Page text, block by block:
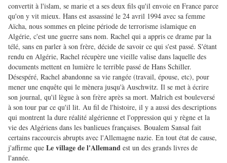
convertit à l'islam, se marie et a ses deux fils qu'il envoie en France parce
qu'on y vit mieux. Hans est assassiné le 24 avril 1994 avec sa femme
Aïcha, nous sommes en pleine période de terrorisme islamique en
Algérie, c'est une guerre sans nom. Rachel qui a appris ce drame par la
télé, sans en parler à son frère, décide de savoir ce qui s'est passé. S'étant
rendu en Algérie, Rachel récupère une vieille valise dans laquelle des
documents mettent en lumière le terrible passé de Hans Schiller.
Désespéré, Rachel abandonne sa vie rangée (travail, épouse, etc), pour
mener une enquête qui le mènera jusqu'à Auschwitz. Il se met à écrire
son journal, qu'il lègue à son frère après sa mort. Malrich est bouleversé
à son tour par ce qu'il lit. Au fil de l'histoire, il y a aussi des descriptions
qui montrent la dure réalité algérienne et l'oppression qui y règne et la
vie des Algériens dans les banlieues françaises. Boualem Sansal fait
certains raccourcis abrupts avec l'Allemagne nazie. En tout état de cause,
j'affirme que Le village de l'Allemand est un des grands livres de
l'année.